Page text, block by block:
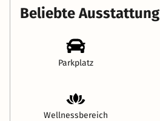
Beliebte Ausstattung
Parkplatz
Wellnessbereich